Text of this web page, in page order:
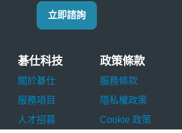
立即諮詢
碁仕科技
關於碁仕
服務項目
人才招募
政策條款
服務條款
隱私權政策
Cookie 政策